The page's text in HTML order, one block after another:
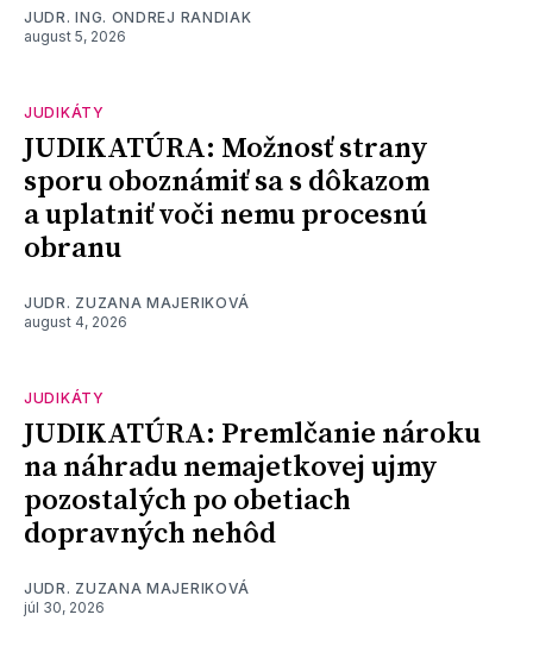
JUDR. ING. ONDREJ RANDIAK
august 5, 2026
JUDIKÁTY
JUDIKATÚRA: Možnosť strany
sporu oboznámiť sa s dôkazom
a uplatniť voči nemu procesnú
obranu
JUDR. ZUZANA MAJERIKOVÁ
august 4, 2026
JUDIKÁTY
JUDIKATÚRA: Premlčanie nároku
na náhradu nemajetkovej ujmy
pozostalých po obetiach
dopravných nehôd
JUDR. ZUZANA MAJERIKOVÁ
júl 30, 2026